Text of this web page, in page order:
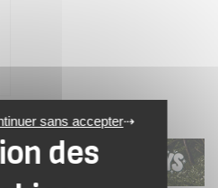
sans accepter